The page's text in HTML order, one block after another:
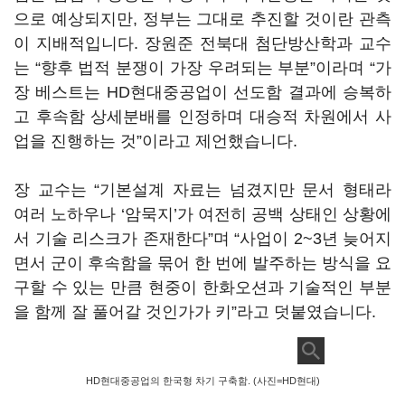
으로 예상되지만, 정부는 그대로 추진할 것이란 관측
이 지배적입니다. 장원준 전북대 첨단방산학과 교수
는 “향후 법적 분쟁이 가장 우려되는 부분”이라며 “가
장 베스트는 HD현대중공업이 선도함 결과에 승복하
고 후속함 상세분배를 인정하며 대승적 차원에서 사
업을 진행하는 것”이라고 제언했습니다.
장 교수는 “기본설계 자료는 넘겼지만 문서 형태라
여러 노하우나 ‘암묵지’가 여전히 공백 상태인 상황에
서 기술 리스크가 존재한다”며 “사업이 2~3년 늦어지
면서 군이 후속함을 묶어 한 번에 발주하는 방식을 요
구할 수 있는 만큼 현중이 한화오션과 기술적인 부분
을 함께 잘 풀어갈 것인가가 키”라고 덧붙였습니다.
HD현대중공업의 한국형 차기 구축함. (사진=HD현대)